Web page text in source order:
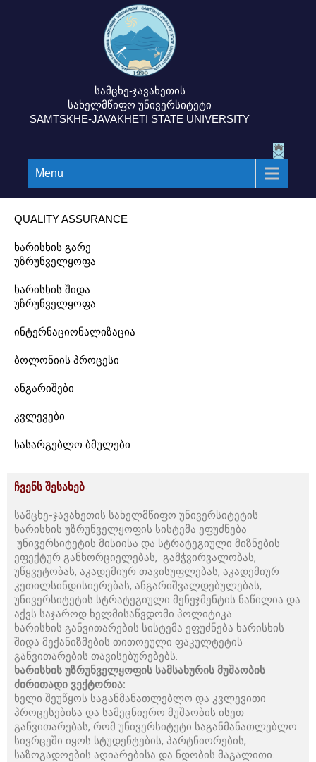
სამცხე-ჯავახეთის
სახელმწიფო უნივერსიტეტი
SAMTSKHE-JAVAKHETI STATE UNIVERSITY
Menu
QUALITY ASSURANCE
ხარისხის გარე
უზრუნველყოფა
ხარისხის შიდა
უზრუნველყოფა
ინტერნაციონალიზაცია
ბოლონიის პროცესი
ანგარიშები
კვლევები
სასარგებლო ბმულები
ჩვენს შესახებ
სამცხე-ჯავახეთის სახელმწიფო უნივერსიტეტის
ხარისხის უზრუნველყოფის სისტემა ეფუძნება
უნივერსიტეტის მისიისა და სტრატეგიული მიზნების
ეფექტურ განხორციელებას, გამჭვირვალობას,
უწყვეტობას, აკადემიურ თავისუფლებას, აკადემიურ
კეთილსინდისიერებას, ანგარიშვალდებულებას,
უნივერსიტეტის სტრატეგიული მენეჯმენტის ნაწილია და
აქვს საჯაროდ ხელმისაწვდომი პოლიტიკა.
ხარისხის განვითარების სისტემა ეფუძნება ხარისხის
შიდა მექანიზმების თითოეული ფაკულტეტის
განვითარების თავისებურებებს.
ხარისხის უზრუნველყოფის სამსახურის მუშაობის
ძირითადი ვექტორია:
ხელი შეუწყოს საგანმანათლებლო და კვლევითი
პროცესებისა და სამეცნიერო მუშაობის ისეთ
განვითარებას, რომ უნივერსიტეტი საგანმანათლებლო
სივრცეში იყოს სტუდენტების, პარტნიორების,
საზოგადოების აღიარებისა და ნდობის მაგალითი.